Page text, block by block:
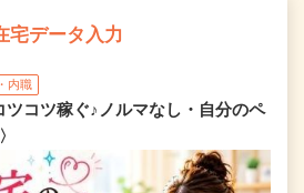
宅データ入力
内職
コツ稼ぐ♪ノルマなし・自分のペ